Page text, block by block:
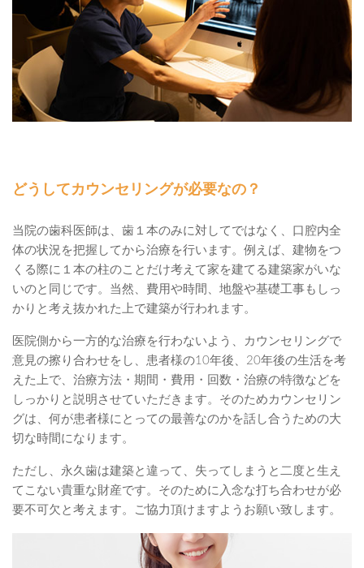
どうしてカウンセリングが必要なの？
当院の歯科医師は、歯１本のみに対してではなく、口腔内全
体の状況を把握してから治療を行います。例えば、建物をつ
くる際に１本の柱のことだけ考えて家を建てる建築家がいな
いのと同じです。当然、費用や時間、地盤や基礎工事もしっ
かりと考え抜かれた上で建築が行われます。
医院側から一方的な治療を行わないよう、カウンセリングで
意見の擦り合わせをし、患者様の10年後、20年後の生活を考
えた上で、治療方法・期間・費用・回数・治療の特徴などを
しっかりと説明させていただきます。そのためカウンセリン
グは、何が患者様にとっての最善なのかを話し合うための大
切な時間になります。
ただし、永久歯は建築と違って、失ってしまうと二度と生え
てこない貴重な財産です。そのために入念な打ち合わせが必
要不可欠と考えます。ご協力頂けますようお願い致します。